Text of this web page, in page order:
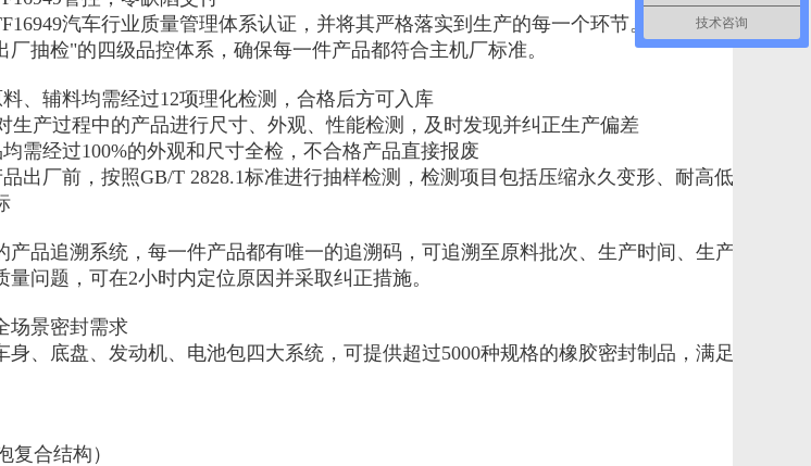
汽车行业质量管理体系认证，并将其严格落实到生产的每一个环节。我们建立了"来料
抽检"的四级品控体系，确保每一件产品都符合主机厂标准。
、辅料均需经过12项理化检测，合格后方可入库
产过程中的产品进行尺寸、外观、性能检测，及时发现并纠正生产偏差
需经过100%的外观和尺寸全检，不合格产品直接报废
出厂前，按照GB/T 2828.1标准进行抽样检测，检测项目包括压缩永久变形、耐高低温、耐
产品追溯系统，每一件产品都有唯一的追溯码，可追溯至原料批次、生产时间、生产设备、
问题，可在2小时内定位原因并采取纠正措施。
场景密封需求
身、底盘、发动机、电池包四大系统，可提供超过5000种规格的橡胶密封制品，满足不同车
复合结构）
技术咨询